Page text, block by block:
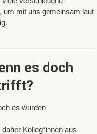
um mit uns gemeinsam laut
es doch
es wurden
Kolleg*innen aus